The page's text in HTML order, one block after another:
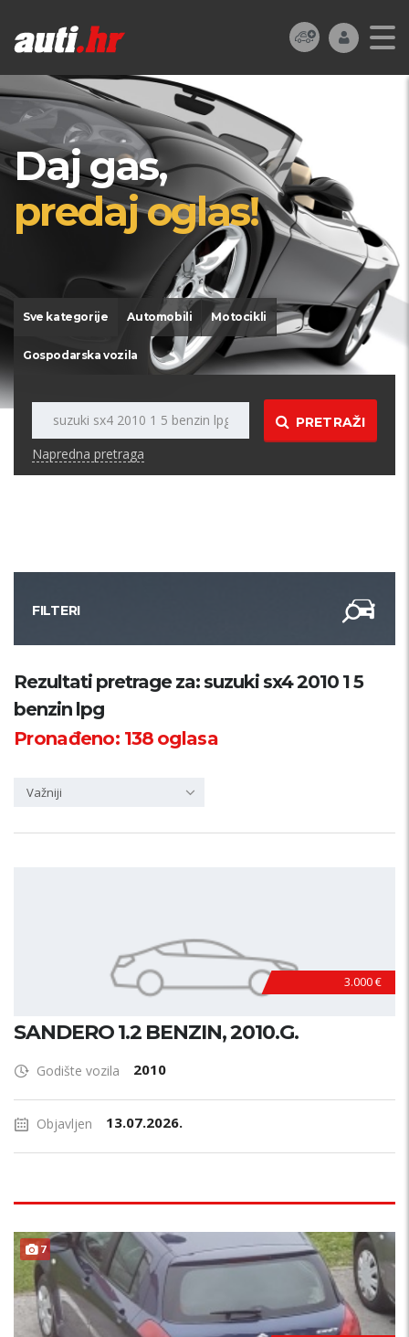
Daj gas,
predaj oglas!
Sve kategorije Automobili Motocikli
Gospodarska vozila
PRETRAŽI
Napredna pretraga
FILTERI
Kategorija
Županija
Rezultati pretrage za: suzuki sx4 2010 1 5
benzin lpg
Pronađeno: 138oglasa
Važniji
3.000 €
SANDERO 1.2 BENZIN, 2010.G.
Godište vozila 2010
Objavljen 13.07.2026.
7